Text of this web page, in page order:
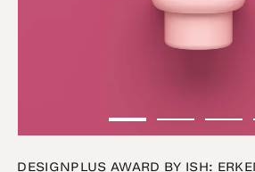
DESIGNPLUS AWARD BY ISH: